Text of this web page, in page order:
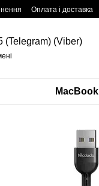
Оплата і доставка
(Telegram) (Viber)
MacBook